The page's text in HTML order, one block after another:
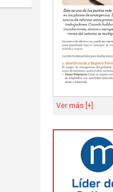
Ver más [+]